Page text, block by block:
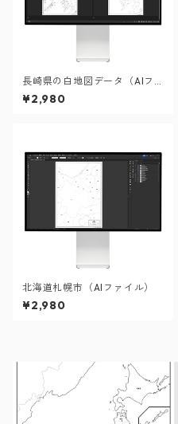
長崎県の白地図データ（AIフ
ァイル）
¥2,980
北海道札幌市（AIファイル）
¥2,980